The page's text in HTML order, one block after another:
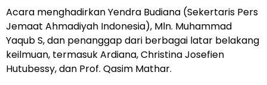
Acara menghadirkan Yendra Budiana (Sekertaris Pers
Jemaat Ahmadiyah Indonesia), Mln. Muhammad
Yaqub S, dan penanggap dari berbagai latar belakang
keilmuan, termasuk Ardiana, Christina Josefien
Hutubessy, dan Prof. Qasim Mathar.